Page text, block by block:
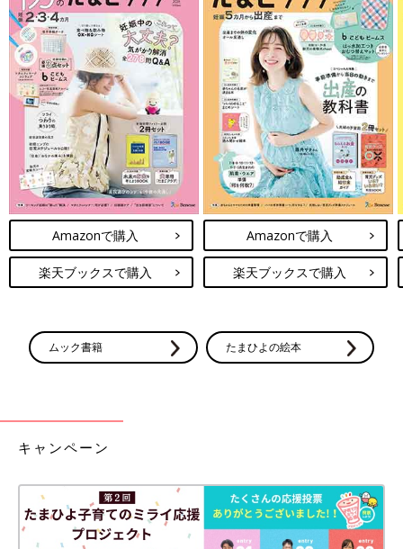
Amazonで購入
楽天ブックスで購入
Amazonで購入
楽天ブックスで購入
ムック書籍 たまひよの絵本
キャンペーン